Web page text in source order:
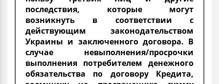
последствия, которые могут
возникнуть в соответствии с
действующим законодательством
Украины и заключенного договора. В
случае невыполнения/просрочки
выполнения потребителем денежного
обязательства по договору Кредита,